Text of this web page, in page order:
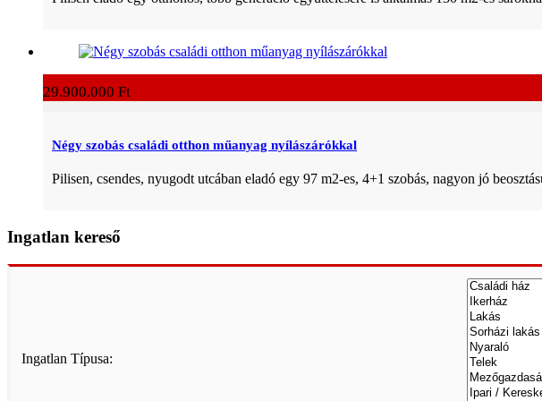
29.900.000 Ft
Négy szobás családi otthon műanyag nyílászárókkal
Pilisen, csendes, nyugodt utcában eladó egy 97 m2-es, 4+1 szobás, nagyon jó
Ingatlan kereső
Ingatlan Típusa: